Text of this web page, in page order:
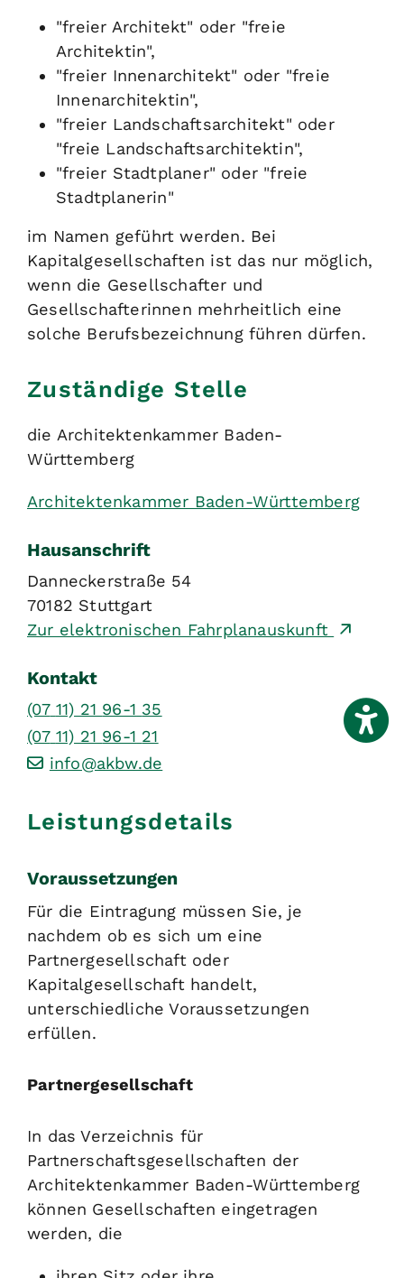
"freier Architekt" oder "freie
Architektin",
"freier Innenarchitekt" oder "freie
Innenarchitektin",
"freier Landschaftsarchitekt" oder
"freie Landschaftsarchitektin",
"freier Stadtplaner" oder "freie
Stadtplanerin"
im Namen geführt werden. Bei
Kapitalgesellschaften ist das nur möglich,
wenn die Gesellschafter und
Gesellschafterinnen mehrheitlich eine
solche Berufsbezeichnung führen dürfen.
Zuständige Stelle
die Architektenkammer Baden-
Württemberg
Architektenkammer Baden-Württemberg
Hausanschrift
Danneckerstraße 54
70182 Stuttgart
Zur elektronischen Fahrplanauskunft
Kontakt
(07 11) 21 96-1 35
(07 11) 21 96-1 21
info@akbw.de
Leistungsdetails
Voraussetzungen
Für die Eintragung müssen Sie, je
nachdem ob es sich um eine
Partnergesellschaft oder
Kapitalgesellschaft handelt,
unterschiedliche Voraussetzungen
erfüllen.
Partnergesellschaft
In das Verzeichnis für
Partnerschaftsgesellschaften der
Architektenkammer Baden-Württemberg
können Gesellschaften eingetragen
werden, die